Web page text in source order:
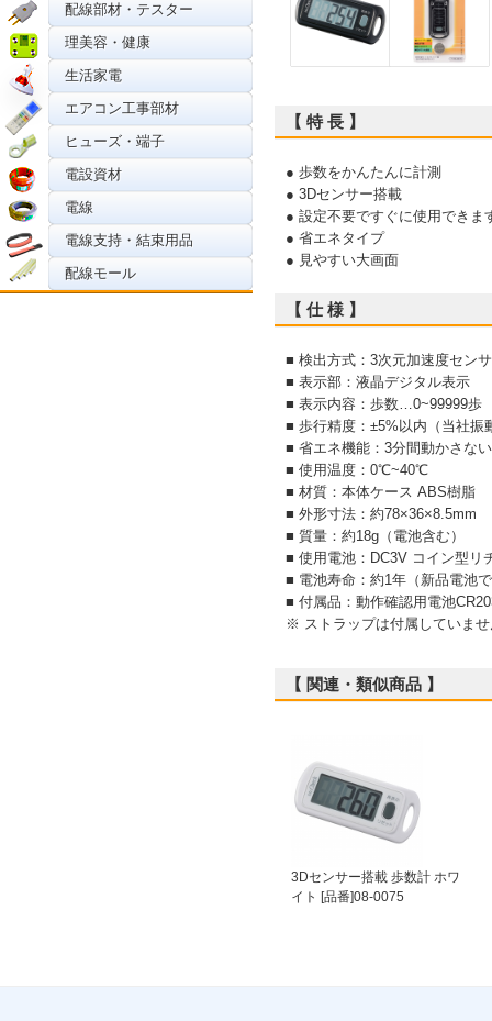
配線部材・テスター
理美容・健康
生活家電
エアコン工事部材
ヒューズ・端子
電設資材
電線
電線支持・結束用品
配線モール
【 特 長 】
● 歩数をかんたんに計測
● 3Dセンサー搭載
● 設定不要ですぐに使用できま
● 省エネタイプ
● 見やすい大画面
【 仕 様 】
■ 検出方式：3次元加速度セン
■ 表示部：液晶デジタル表示
■ 表示内容：歩数…0~99999歩
■ 歩行精度：±5%以内（当社振
■ 省エネ機能：3分間動かさな
■ 使用温度：0℃~40℃
■ 材質：本体ケース ABS樹脂
■ 外形寸法：約78×36×8.5mm
■ 質量：約18g（電池含む）
■ 使用電池：DC3V コイン型リ
■ 電池寿命：約1年（新品電池
■ 付属品：動作確認用電池
※ ストラップは付属していま
【 関連・類似商品 】
3Dセンサー搭載 歩数計 ホワ
イト [品番]08-0075